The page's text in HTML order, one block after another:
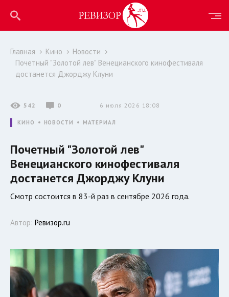
Главная Кино
Новости
Почетный "Золотой лев" Венецианского кинофестиваля
достанется Джорджу Клуни
542 0 6 июля 2026 18:08
КИНО НОВОСТИ МАТЕРИАЛ
Почетный "Золотой лев"
Венецианского кинофестиваля
достанется Джорджу Клуни
Смотр состоится в 83-й раз в сентябре 2026 года.
Автор: Ревизор.ru